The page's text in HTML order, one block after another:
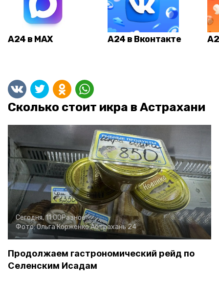
А24 в MAX А24 в Вконтакте
Сколько стоит икра в Астрахани
Сегодня, 11:00Разное
Фото:Ольга КорженкоАстрахань 24
Продолжаем гастрономический рейд по
Селенским Исадам